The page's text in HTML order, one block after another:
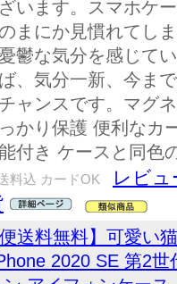
います。スマホケ
まにか見慣れてし
鬱な気分を感じて
、気分一新、今ま
ャンスです。マグ
かり保護 便利なカ
付き ケースと同色
料込 カードOK
レビュ
便送料無料】可愛い
2020 SE 第2